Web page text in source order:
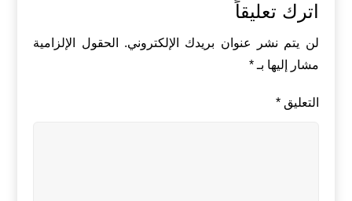
اترك تعليقاً
لن يتم نشر عنوان بريدك الإلكتروني.
الحقول الإلزامية
مشار إليها بـ*
التعليق*